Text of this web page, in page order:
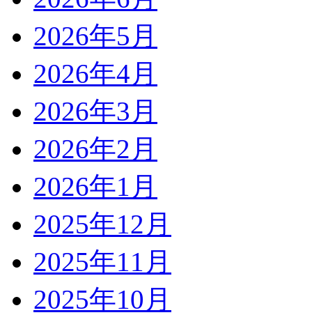
2026年5月
2026年4月
2026年3月
2026年2月
2026年1月
2025年12月
2025年11月
2025年10月